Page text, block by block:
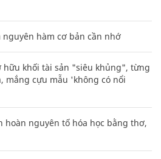
hàm cơ bản cần nhớ
hữu khối tài sản "siêu khủng", từng
mắng cựu mẫu 'không có nổi
hoàn nguyên tố hóa học bằng thơ,